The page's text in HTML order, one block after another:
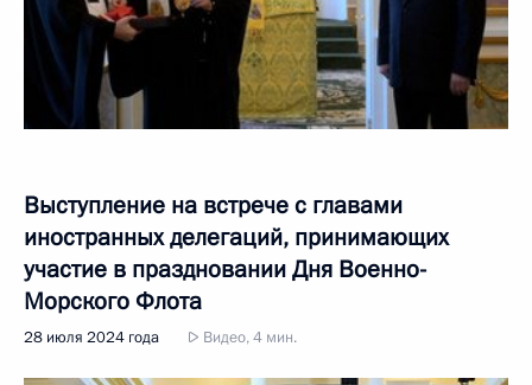
Выступление на встрече с главами
иностранных делегаций, принимающих
участие в праздновании Дня Военно-
Морского Флота
28 июля 2024 года Видео, 4 мин.